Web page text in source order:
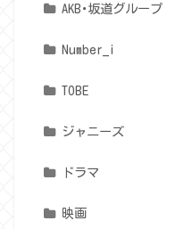
AKB･坂道グループ
Number_i
TOBE
ジャニーズ
ドラマ
映画